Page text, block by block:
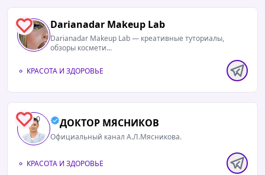
0 Darianadar Makeup Lab
Darianadar Makeup Lab — креативные туториалы,
обзоры космети...
КРАСОТА И ЗДОРОВЬЕ
0 ДОКТОР МЯСНИКОВ
Официальный канал А.Л.Мясникова.
КРАСОТА И ЗДОРОВЬЕ